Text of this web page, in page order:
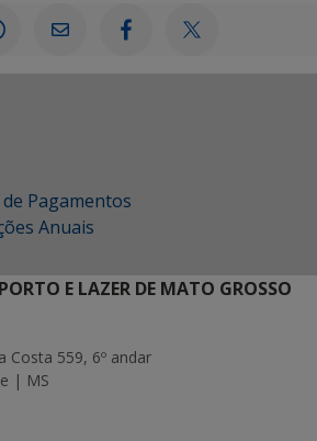
Pagamentos
Anuais
E LAZER DE MATO GROSSO
Costa 559, 6º andar
| MS